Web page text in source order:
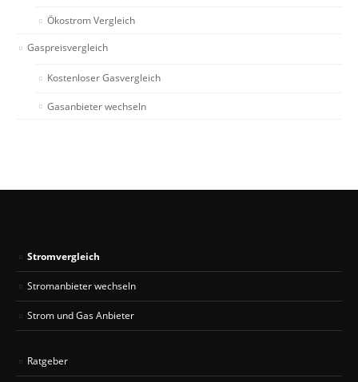
Ökostrom Vergleich
Gaspreisvergleich
Kostenloser Gasvergleich
Gasanbieter wechseln
Stromvergleich
Stromanbieter wechseln
Strom und Gas Anbieter
Ratgeber